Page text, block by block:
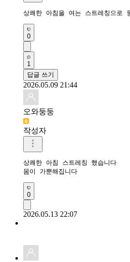
상쾌한 아침을 여는 스트레칭으로
0
1
답글 쓰기
2026.05.09 21:44
오와둥둥
작성자
상쾌한 아침 스트레칭 했습니다
몸이 가뿐해집니다
0
2026.05.13 22:07